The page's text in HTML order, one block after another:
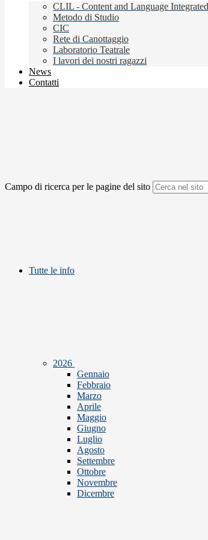
CLIL - Content and Language
Metodo di Studio
CIC
Rete di Canottaggio
Laboratorio Teatrale
I lavori dei nostri ragazzi
News
Contatti
Campo di ricerca per le pagine del sito
Tutte le info
2026
Gennaio
Febbraio
Marzo
Aprile
Maggio
Giugno
Luglio
Agosto
Settembre
Ottobre
Novembre
Dicembre